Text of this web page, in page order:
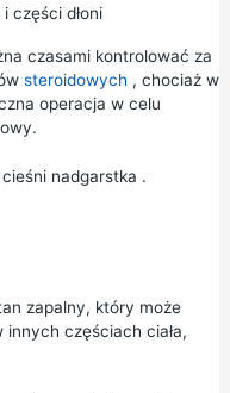
części dłoni
czasami kontrolować za
steroidowych , chociaż w
operacja w celu
cieśni nadgarstka .
zapalny, który może
częściach ciała,